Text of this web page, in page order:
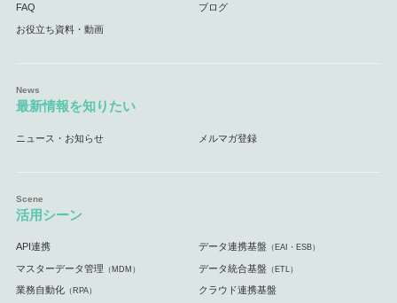
FAQ ブログ
お役立ち資料・動画
最新情報を知りたい
ニュース・お知らせ メルマガ登録
活用シーン
API連携 データ連携基盤 （EAI・ESB）
マスターデータ管理 （MDM） データ統合基盤 （ETL）
業務自動化（RPA） クラウド連携基盤